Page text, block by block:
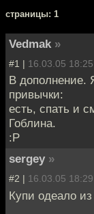
cтраницы: 1
Vedmak »
#1 | 16.03.05 18:25
В дополнение.
привычки:
есть, спать и
Гоблина.
:P
sergey »
#2 | 16.03.05 18:29
Купи одеало